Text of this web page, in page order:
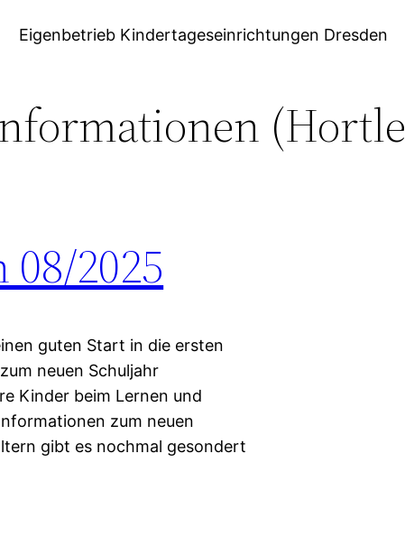
Eigenbetrieb Kindertageseinrichtungen Dresden
2025
guten Start in die ersten
neuen Schuljahr
Kinder beim Lernen und
zum neuen
gibt es nochmal gesondert